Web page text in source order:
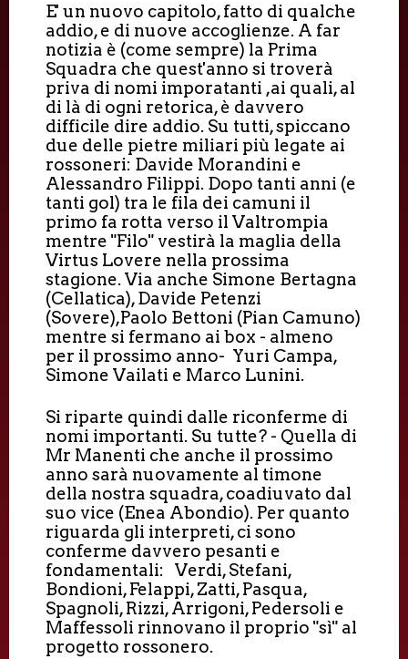
E' un nuovo capitolo, fatto di qualche
addio, e di nuove accoglienze. A far
notizia è (come sempre) la Prima
Squadra che quest'anno si troverà
priva di nomi imporatanti ,ai quali, al
di là di ogni retorica, è davvero
difficile dire addio. Su tutti, spiccano
due delle pietre miliari più legate ai
rossoneri: Davide Morandini e
Alessandro Filippi. Dopo tanti anni (e
tanti gol) tra le fila dei camuni il
primo fa rotta verso il Valtrompia
mentre "Filo" vestirà la maglia della
Virtus Lovere nella prossima
stagione. Via anche Simone Bertagna
(Cellatica), Davide Petenzi
(Sovere),Paolo Bettoni (Pian Camuno)
mentre si fermano ai box - almeno
per il prossimo anno- Yuri Campa,
Simone Vailati e Marco Lunini.
Si riparte quindi dalle riconferme di
nomi importanti. Su tutte? - Quella di
Mr Manenti che anche il prossimo
anno sarà nuovamente al timone
della nostra squadra, coadiuvato dal
suo vice (Enea Abondio). Per quanto
riguarda gli interpreti, ci sono
conferme davvero pesanti e
fondamentali: Verdi, Stefani,
Bondioni, Felappi, Zatti, Pasqua,
Spagnoli, Rizzi, Arrigoni, Pedersoli e
Maffessoli rinnovano il proprio "sì" al
progetto rossonero.